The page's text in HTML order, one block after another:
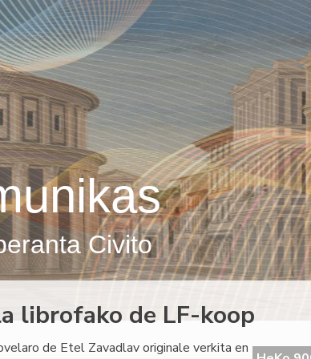
Civito
librofako de LF-koop
de Etel Zavadlav originale verkita en